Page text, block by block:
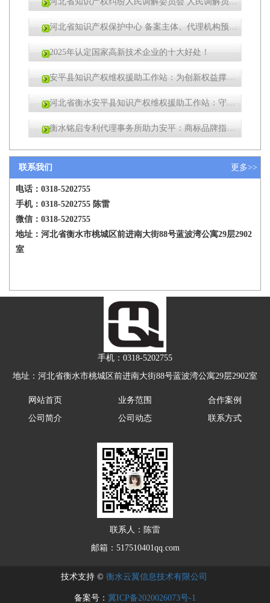
河北省知识产权保护中心 备案主体、代理机构预审服务管理办法 （2024年版）
2025年认定国家高新技术企业的十大好处！
安平县知识产权维权援助工作站：为创新权益撑起“保护伞”
河北省衡水安平县知识产权维权援助工作站：守护当地知识产权的关键堡垒
衡水铭启专利代理事务所助力安平：商标品牌指导站正式挂牌成立
联系我们 更多>>
电话： 0318-5202755
手机： 0318-5202755 陈雷
微信：0318-5202755
地址：河北省衡水市桃城区前进南大街88号蓝波湾公寓29层2902
室
手机： 0318-5202755
地址：河北省衡水市桃城区前进南大街88号蓝波湾公寓29层2902室
网站首页 业务范围
合作案例
公司简介
公司动态 联系方式
联系人：陈雷
邮箱： 517510401qq.com
技术支持 © 衡水云翼信息技术有限公司
备案号： 冀ICP备2020026073号-1